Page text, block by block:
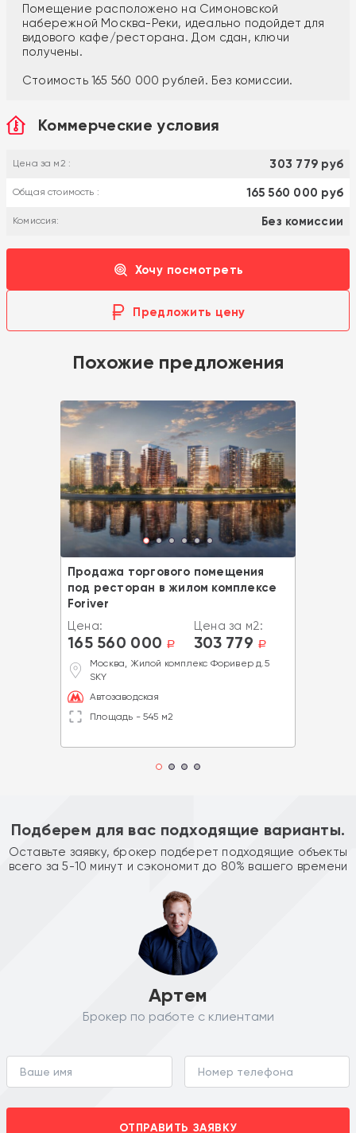
Помещение расположено на Симоновской
набережной Москва-Реки, идеально подойдет для
видового кафе/ресторана. Дом сдан, ключи
получены.
Стоимость 165 560 000 рублей. Без комиссии.
Коммерческие условия
Цена за м2 : 303 779 руб
Общая стоимость : 165 560 000 руб
Комиссия: Без комиссии
Хочу посмотреть
Предложить цену
Похожие предложения
Продажа торгового помещения
под ресторан в жилом комплексе
Foriver
Цена:
165 560 000 a
Цена за м2:
303 779 a
Москва, Жилой комплекс Форивер д.5
SKY
Автозаводская
Площадь - 545 м2
Подберем для вас подходящие варианты.
Оставьте заявку, брокер подберет подходящие объекты
всего за 5-10 минут и сэкономит до 80% вашего времени
Артем
Брокер по работе с клиентами
ОТПРАВИТЬ ЗАЯВКУ